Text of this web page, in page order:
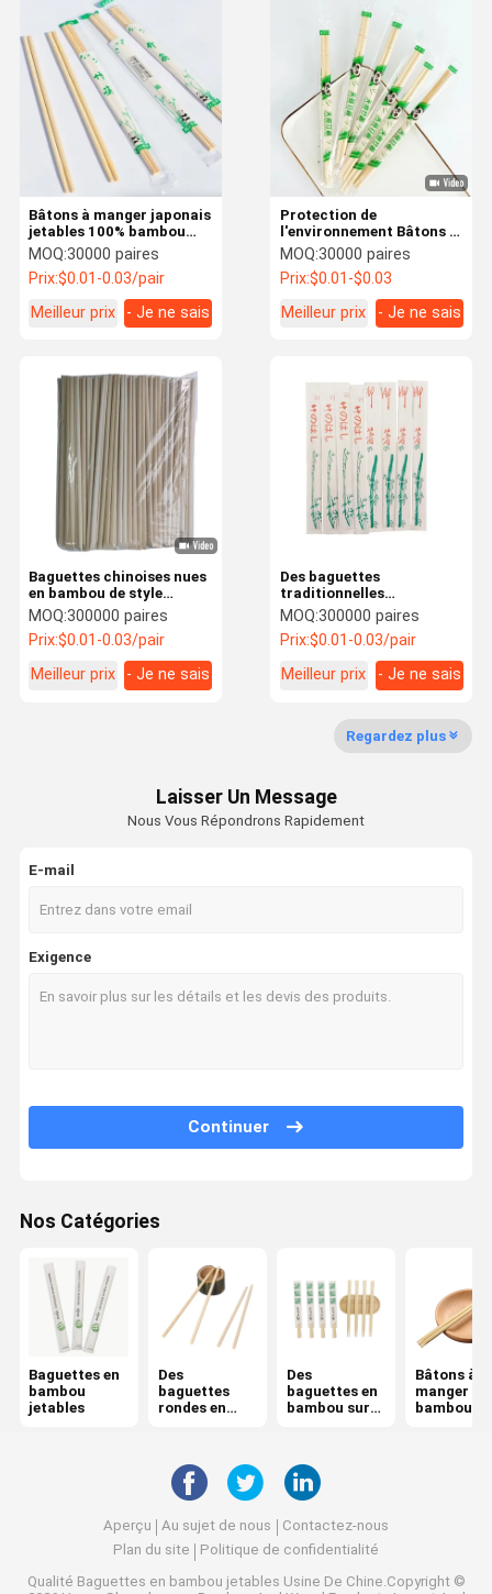
À La Maison Produits
Contrôle De
Nous
Cas
Des baguettes rondes en bambou
Bâtons à manger en bambou
Des baguettes de sushi japonaises
Bâtons à manger japonais
Bâtons à manger emballés individuellement
brochettes en bambou
Des bâtons de bambou pour le barbecue
Couverts en bambou jetables
gamelle jetable
Des cure-dents en bambou
Brosse à dents en bambou à poils souples
Peigne à cheveux en bambou
Protection de
l'environnement Bâtons à
manger de style japonais
Mao Bambou Bâtons à
manger japonais
personnalisés
MOQ:30000 paires
Prix:$0.01-$0.03
Meilleur prix
- Je ne sais
Bâtons à manger japonais
jetables 100% bambou
naturel Bâtons à manger
japonais personnalisés
MOQ:30000 paires
Prix:$0.01-0.03/pair
Meilleur prix
- Je ne sais
Des baguettes
traditionnelles
japonaises
personnalisées de haute
précision et faciles à
contrôler pour les
restaurants
MOQ:300000 paires
Prix:$0.01-0.03/pair
Meilleur prix
- Je ne sais
Baguettes chinoises nues
en bambou de style
moderne et écologique
pour une expérience
culinaire polyvalente
MOQ:300000 paires
Prix:$0.01-0.03/pair
Meilleur prix
- Je ne sais
Regardez plus
Laisser Un Message
Nous Vous Répondrons Rapidement
E-mail
Exigence
Continuer
Nos Catégories
Baguettes en
bambou
jetables
Des
baguettes
rondes en
Des
baguettes en
bambou sur
Bâtons à
manger en
bambou
Aperçu Au sujet de nous
Contactez-nous
Plan du site
Politique de confidentialité
Qualité Baguettes en bambou jetables Usine De Chine.Copyright ©